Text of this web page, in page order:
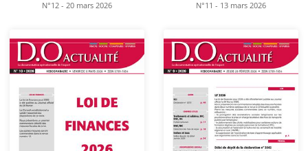
N°12 - 20 mars 2026 N°11 - 13 mars 2026